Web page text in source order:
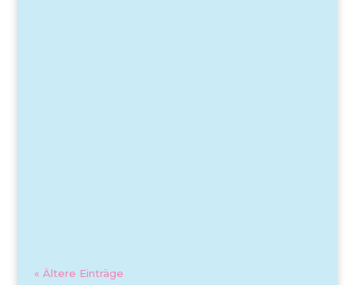
« Ältere Einträge